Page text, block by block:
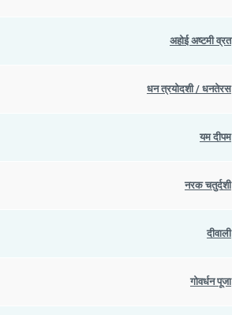
अहोई अष्टमी व्रत
धन त्रयोदशी / धनतेरस
यम दीपम
नरक चतुर्दशी
दीवाली
गोवर्धन पूजा